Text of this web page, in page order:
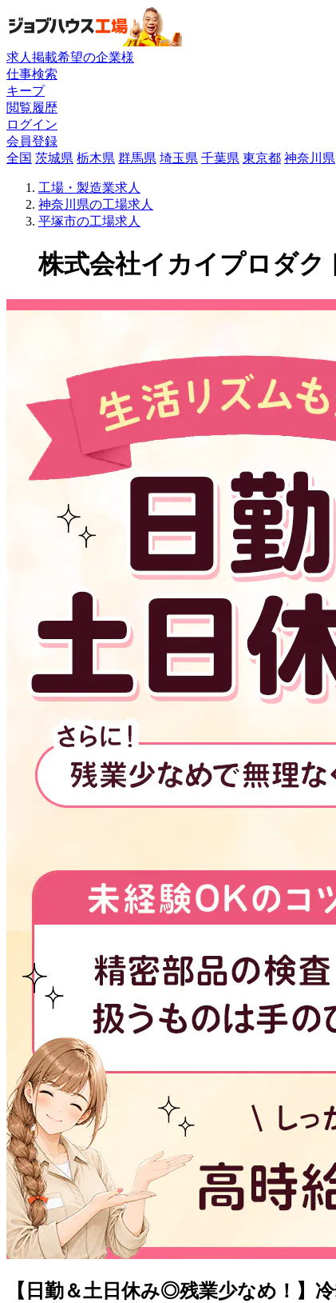
求人掲載希望の企業様
仕事検索
キープ
閲覧履歴
ログイン
会員登録
全国 茨城県 栃木県 群馬県 埼玉県 千葉県 東京都 神奈川県
工場・製造業求人
神奈川県の工場求人
平塚市の工場求人
株式会社イカイプロダク
【日勤＆土日休み◎残業少なめ！】